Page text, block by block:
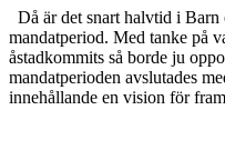
Då är det snart halvtid i
mandatperiod. Med tanke på
åstadkommits så borde ju
mandatperioden avslutades
innehållande en vision för